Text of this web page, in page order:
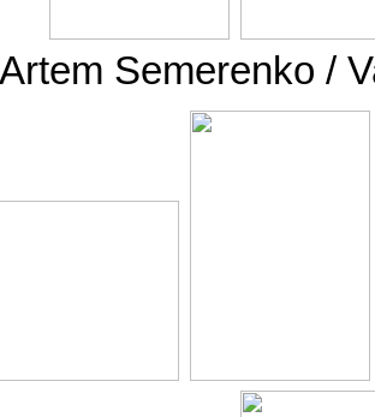
Semerenko /